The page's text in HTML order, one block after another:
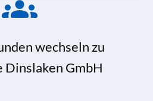
wechseln zu
Dinslaken GmbH